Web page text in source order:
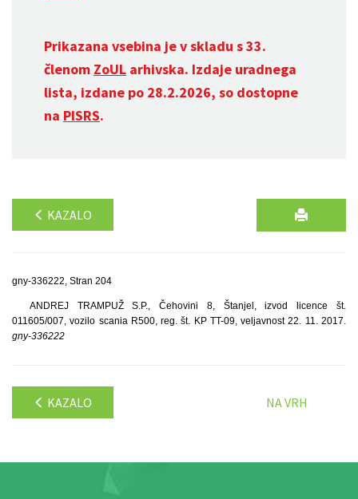
Prikazana vsebina je v skladu s 33.
členom ZoUL arhivska. Izdaje uradnega
lista, izdane po 28.2.2026, so dostopne
na PISRS.
KAZALO
gny-336222, Stran 204
ANDREJ TRAMPUŽ S.P., Čehovini 8, Štanjel, izvod licence št.
011605/007, vozilo scania R500, reg. št. KP TT-09, veljavnost 22. 11. 2017.
gny-336222
KAZALO NA VRH